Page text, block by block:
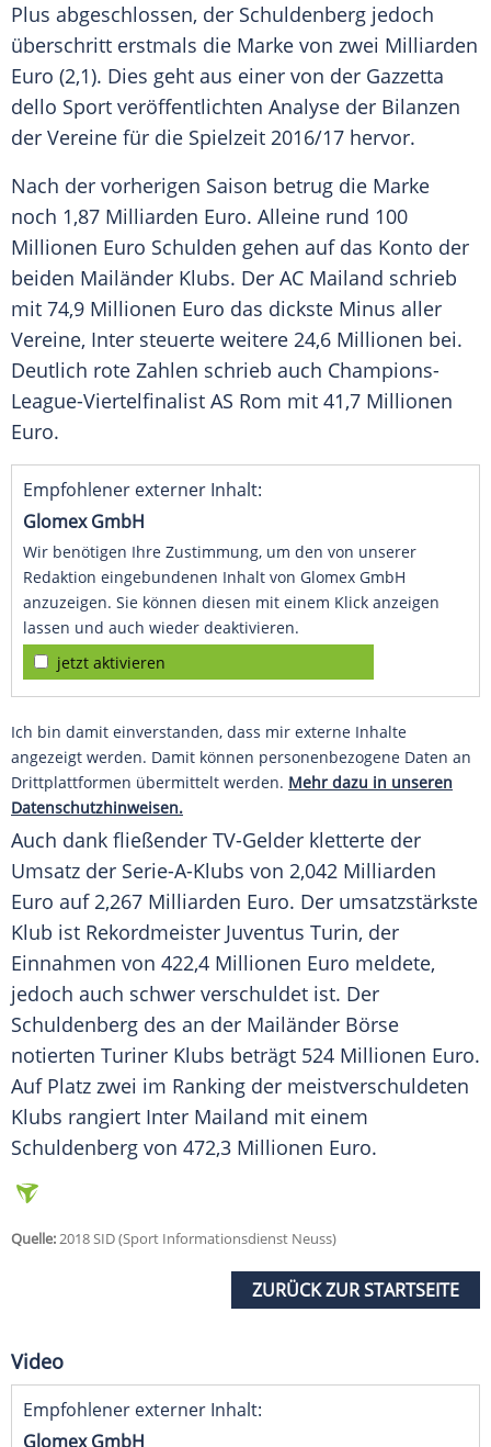
Plus abgeschlossen, der Schuldenberg jedoch
überschritt erstmals die Marke von zwei Milliarden
Euro (2,1). Dies geht aus einer von der Gazzetta
dello Sport veröffentlichten Analyse der Bilanzen
der Vereine für die Spielzeit 2016/17 hervor.
Nach der vorherigen Saison betrug die Marke
noch 1,87 Milliarden Euro. Alleine rund 100
Millionen Euro Schulden gehen auf das Konto der
beiden Mailänder Klubs. Der AC Mailand schrieb
mit 74,9 Millionen Euro das dickste Minus aller
Vereine, Inter steuerte weitere 24,6 Millionen bei.
Deutlich rote Zahlen schrieb auch Champions-
League-Viertelfinalist AS Rom mit 41,7 Millionen
Euro.
Empfohlener externer Inhalt:
Glomex GmbH
Wir benötigen Ihre Zustimmung, um den von unserer
Redaktion eingebundenen Inhalt von Glomex GmbH
anzuzeigen. Sie können diesen mit einem Klick anzeigen
lassen und auch wieder deaktivieren.
jetzt aktivieren
Ich bin damit einverstanden, dass mir externe Inhalte
angezeigt werden. Damit können personenbezogene Daten an
Drittplattformen übermittelt werden. Mehr dazu in unseren
Datenschutzhinweisen.
Auch dank fließender TV-Gelder kletterte der
Umsatz der Serie-A-Klubs von 2,042 Milliarden
Euro auf 2,267 Milliarden Euro. Der umsatzstärkste
Klub ist Rekordmeister Juventus Turin, der
Einnahmen von 422,4 Millionen Euro meldete,
jedoch auch schwer verschuldet ist. Der
Schuldenberg des an der Mailänder Börse
notierten Turiner Klubs beträgt 524 Millionen Euro.
Auf Platz zwei im Ranking der meistverschuldeten
Klubs rangiert Inter Mailand mit einem
Schuldenberg von 472,3 Millionen Euro.
Quelle:2018 SID (Sport Informationsdienst Neuss)
ZURÜCK ZUR STARTSEITE
Video
Empfohlener externer Inhalt:
Glomex GmbH